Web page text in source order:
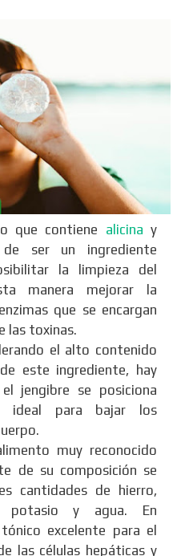
que contiene alicina y
de ser un ingrediente
la limpieza del
manera mejorar la
que se encargan
las toxinas.
el alto contenido
este ingrediente, hay
jengibre se posiciona
ideal para bajar los
muy reconocido
de su composición se
cantidades de hierro,
potasio y agua. En
excelente para el
las células hepáticas y